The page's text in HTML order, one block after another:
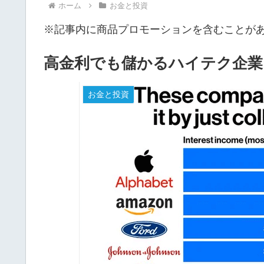
ホーム お金と投資
※記事内に商品プロモーションを含むことが
高金利でも儲かるハイテク企業
お金と投資